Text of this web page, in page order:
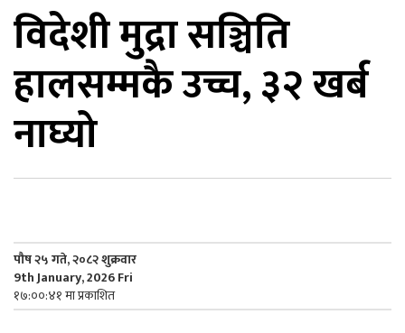
विदेशी मुद्रा सञ्चिति
हालसम्मकै उच्च, ३२ खर्ब
नाघ्यो
पौष २५ गते, २०८२ शुक्रवार
9th January, 2026 Fri
१७:००:४१ मा प्रकाशित